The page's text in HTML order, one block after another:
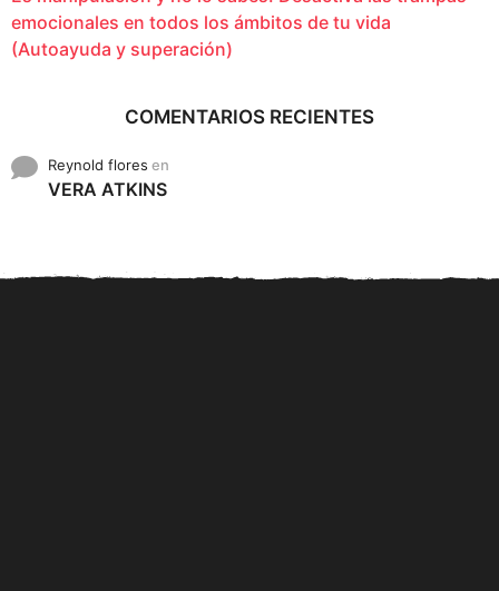
emocionales en todos los ámbitos de tu vida
(Autoayuda y superación)
COMENTARIOS RECIENTES
Reynold flores en
VERA ATKINS